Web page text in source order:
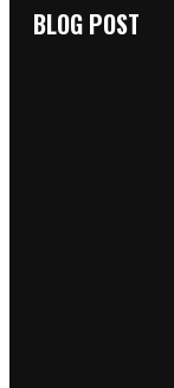
BLOG POST